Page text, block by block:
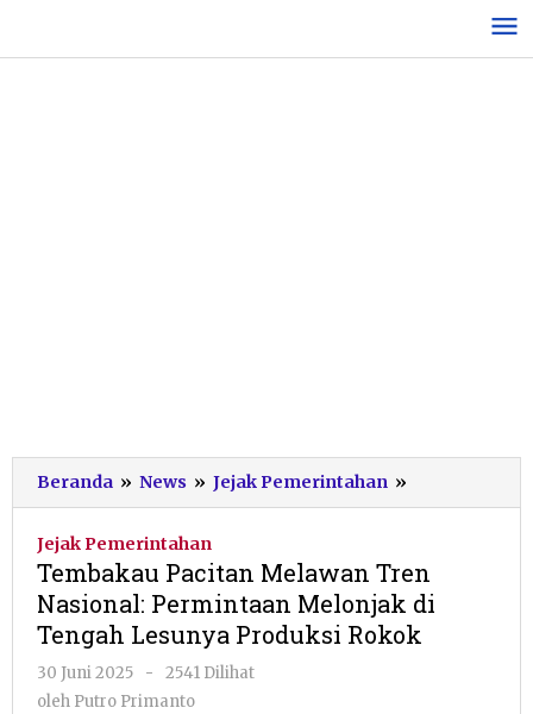
konten
Beranda » News » Jejak Pemerintahan »
Pacitan
Nasional:
Permintaan
Melonjak
Jejak Pemerintahan
Tembakau Pacitan Melawan Tren
Nasional: Permintaan Melonjak di
Tengah Lesunya Produksi Rokok
30 Juni 2025
oleh
Putro
-
2541 Dilihat
oleh Putro Primanto